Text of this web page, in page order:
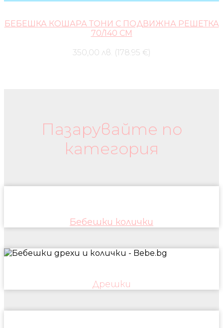
БЕБЕШКА КОШАРА ТОНИ С ПОДВИЖНА РЕШЕТКА
70/140 СМ
350,00 лв. (178.95 €)
Пазарувайте по
категория
Бебешки колички
Дрешки